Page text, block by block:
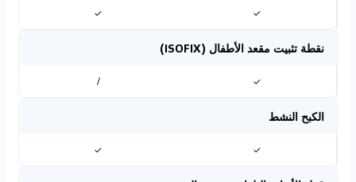
✓
✓
نقطة تثبيت مقعد الأطفال (ISOFIX)
✓
/
الكبح النشط
✓
✓